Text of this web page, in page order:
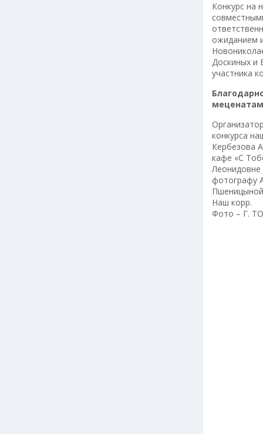
Конкурс на
ожиданием
Доскиных и
участника
меценатам
конкурса
Кербезова
кафе «С
Леонидовне
фотографу
Наш корр.
Фото – Г.